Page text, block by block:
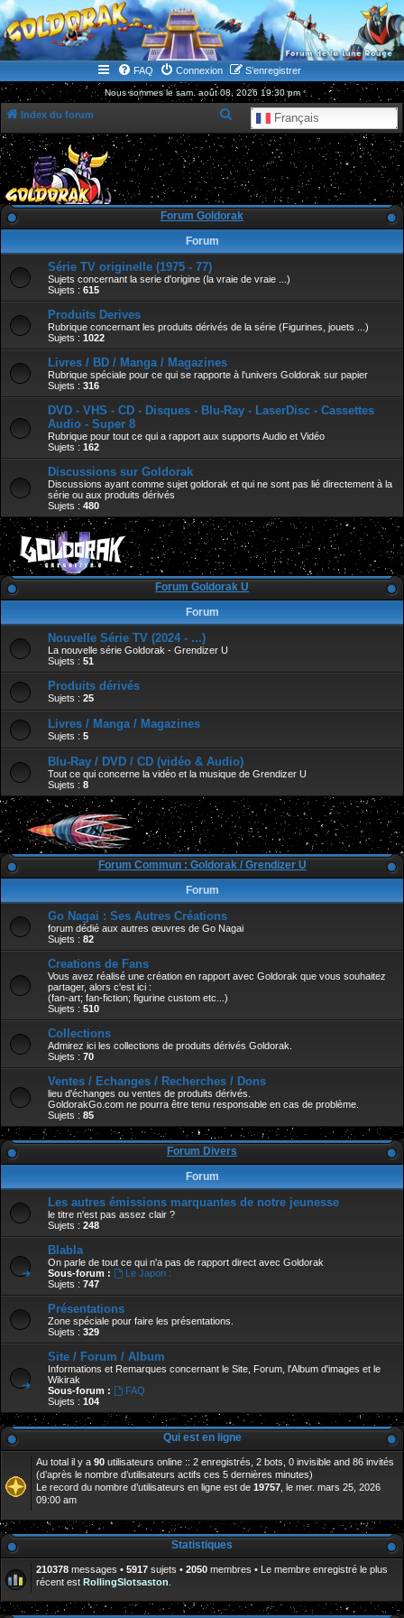
WWW.GOLDORAKGO.COM
le site de la Lune Rouge
FAQ Connexion S’enregistrer
Nous sommes le sam. août 08, 2026 19:30 pm
Index du forum Français
e
c
h
r
Forum Goldorak
Forum
Série TV originelle (1975 - 77)
Sujets concernant la serie d'origine (la vraie de vraie ...)
Sujets : 615
Produits Derives
Rubrique concernant les produits dérivés de la série (Figurines, jouets ...)
Sujets : 1022
Livres / BD / Manga / Magazines
Rubrique spéciale pour ce qui se rapporte à l'univers Goldorak sur papier
Sujets : 316
DVD - VHS - CD - Disques - Blu-Ray - LaserDisc - Cassettes
Audio - Super 8
Rubrique pour tout ce qui a rapport aux supports Audio et Vidéo
Sujets : 162
Discussions sur Goldorak
Discussions ayant comme sujet goldorak et qui ne sont pas lié directement à la
série ou aux produits dérivés
Sujets : 480
Forum Goldorak U
Forum
Nouvelle Série TV (2024 - ...)
La nouvelle série Goldorak - Grendizer U
Sujets : 51
Produits dérivés
Sujets : 25
Livres / Manga / Magazines
Sujets : 5
Blu-Ray / DVD / CD (vidéo & Audio)
Tout ce qui concerne la vidéo et la musique de Grendizer U
Sujets : 8
Forum Commun : Goldorak / Grendizer U
Forum
Go Nagai : Ses Autres Créations
forum dédié aux autres œuvres de Go Nagai
Sujets : 82
Creations de Fans
Vous avez réalisé une création en rapport avec Goldorak que vous souhaitez
partager, alors c'est ici :
(fan-art; fan-fiction; figurine custom etc...)
Sujets : 510
Collections
Admirez ici les collections de produits dérivés Goldorak.
Sujets : 70
Ventes / Echanges / Recherches / Dons
lieu d'échanges ou ventes de produits dérivés.
GoldorakGo.com ne pourra être tenu responsable en cas de problème.
Sujets : 85
Forum Divers
Forum
Les autres émissions marquantes de notre jeunesse
le titre n'est pas assez clair ?
Sujets : 248
Blabla
On parle de tout ce qui n'a pas de rapport direct avec Goldorak
Sous-forum :
Le Japon :
Sujets : 747
Présentations
Zone spéciale pour faire les présentations.
Sujets : 329
Site / Forum / Album
Informations et Remarques concernant le Site, Forum, l'Album d'images et le
Wikirak
Sous-forum :
FAQ
Sujets : 104
Qui est en ligne
Au total il y a 90 utilisateurs online :: 2 enregistrés, 2 bots, 0 invisible and 86 invités
(d’après le nombre d’utilisateurs actifs ces 5 dernières minutes)
Le record du nombre d’utilisateurs en ligne est de 19757 , le mer. mars 25, 2026
09:00 am
Statistiques
210378 messages • 5917 sujets • 2050 membres • Le membre enregistré le plus
récent est RollingSlotsaston